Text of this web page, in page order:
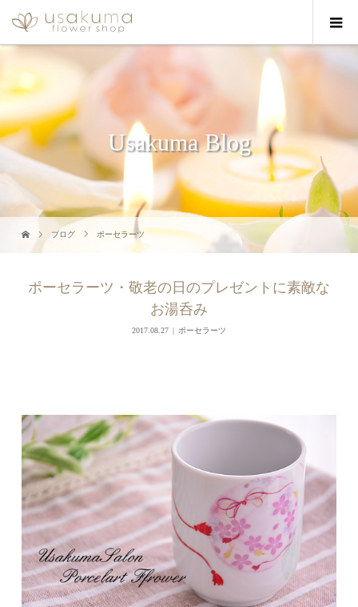
Usakuma Blog
ブログ ポーセラーツ
ポーセラーツ・敬老の日のプレゼントに素敵な
お湯呑み
2017.08.27 ポーセラーツ